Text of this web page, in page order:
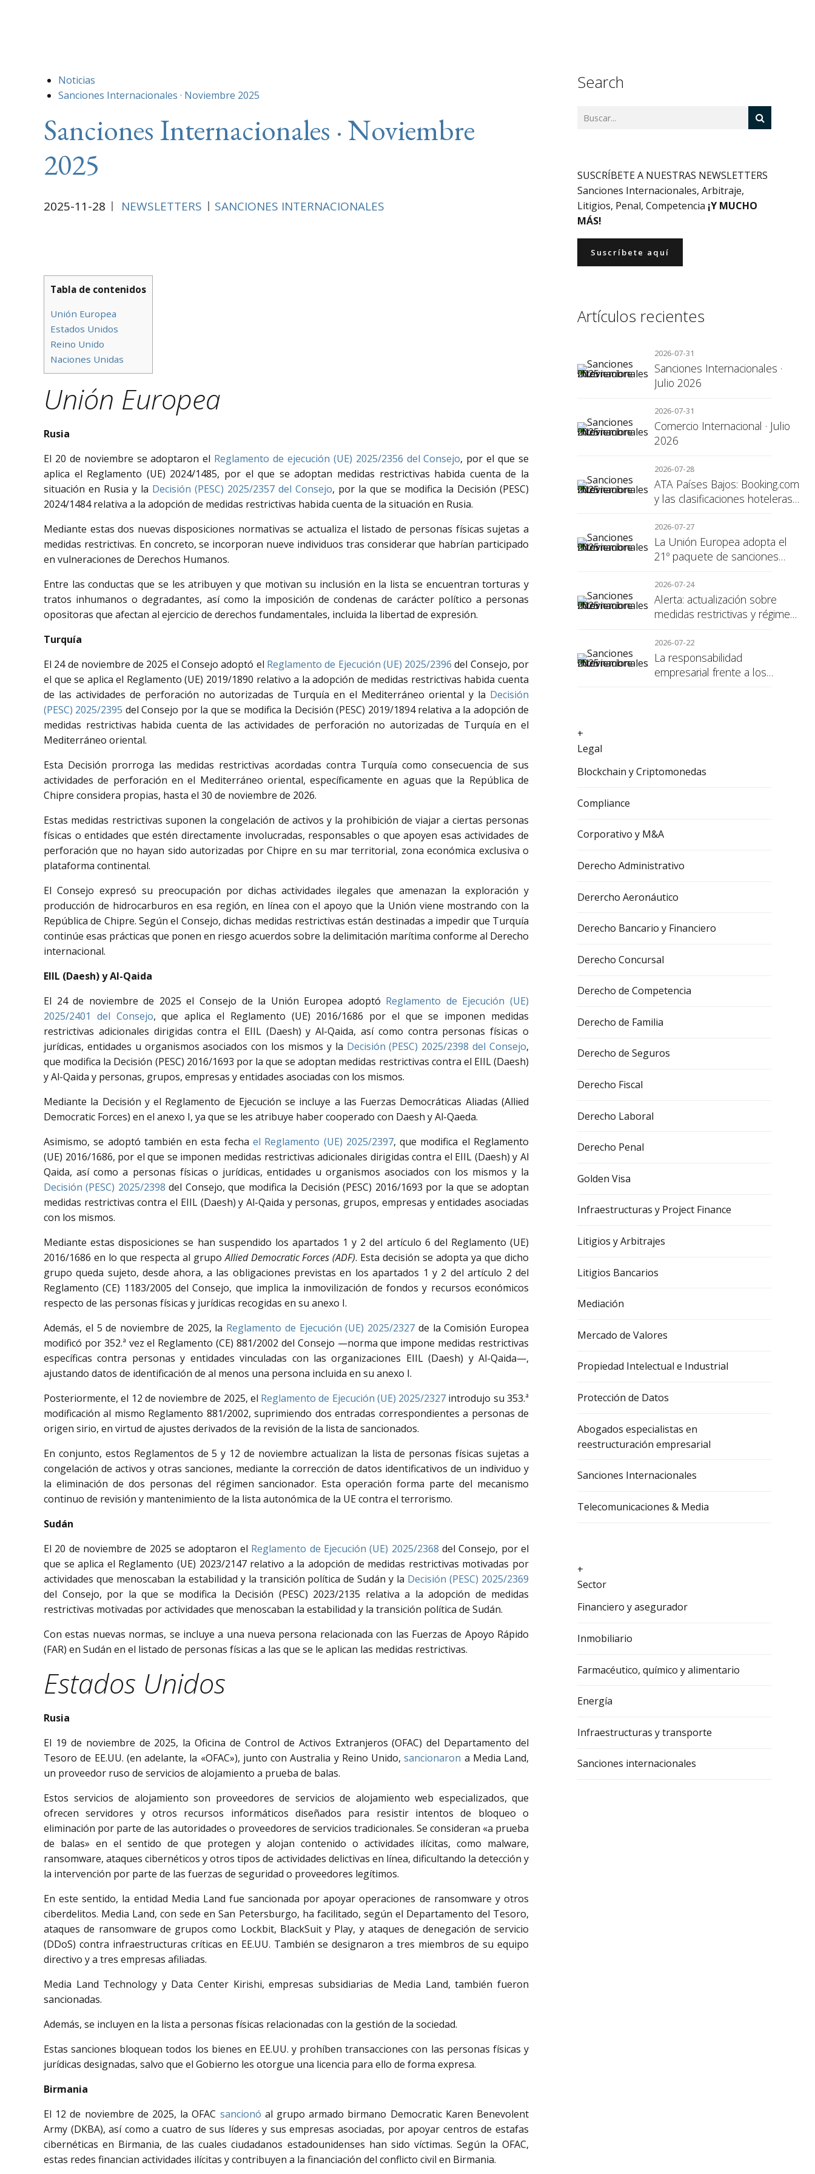
Noticias
Sanciones Internacionales · Noviembre 2025
Sanciones Internacionales · Noviembre
2025
2025-11-28 NEWSLETTERS SANCIONES INTERNACIONALES
Tabla de contenidos
Unión Europea
Estados Unidos
Reino Unido
Naciones Unidas
Unión Europea
Rusia
El 20 de noviembre se adoptaron el Reglamento de ejecución (UE) 2025/2356 del Consejo, por el que se
aplica el Reglamento (UE) 2024/1485, por el que se adoptan medidas restrictivas habida cuenta de la
situación en Rusia y la Decisión (PESC) 2025/2357 del Consejo, por la que se modifica la Decisión (PESC)
2024/1484 relativa a la adopción de medidas restrictivas habida cuenta de la situación en Rusia.
Mediante estas dos nuevas disposiciones normativas se actualiza el listado de personas físicas sujetas a
medidas restrictivas. En concreto, se incorporan nueve individuos tras considerar que habrían participado
en vulneraciones de Derechos Humanos.
Entre las conductas que se les atribuyen y que motivan su inclusión en la lista se encuentran torturas y
tratos inhumanos o degradantes, así como la imposición de condenas de carácter político a personas
opositoras que afectan al ejercicio de derechos fundamentales, incluida la libertad de expresión.
Turquía
El 24 de noviembre de 2025 el Consejo adoptó el Reglamento de Ejecución (UE) 2025/2396 del Consejo, por
el que se aplica el Reglamento (UE) 2019/1890 relativo a la adopción de medidas restrictivas habida cuenta
de las actividades de perforación no autorizadas de Turquía en el Mediterráneo oriental y la Decisión
(PESC) 2025/2395 del Consejo por la que se modifica la Decisión (PESC) 2019/1894 relativa a la adopción de
medidas restrictivas habida cuenta de las actividades de perforación no autorizadas de Turquía en el
Mediterráneo oriental.
Esta Decisión prorroga las medidas restrictivas acordadas contra Turquía como consecuencia de sus
actividades de perforación en el Mediterráneo oriental, específicamente en aguas que la República de
Chipre considera propias, hasta el 30 de noviembre de 2026.
Estas medidas restrictivas suponen la congelación de activos y la prohibición de viajar a ciertas personas
físicas o entidades que estén directamente involucradas, responsables o que apoyen esas actividades de
perforación que no hayan sido autorizadas por Chipre en su mar territorial, zona económica exclusiva o
plataforma continental.
El Consejo expresó su preocupación por dichas actividades ilegales que amenazan la exploración y
producción de hidrocarburos en esa región, en línea con el apoyo que la Unión viene mostrando con la
República de Chipre. Según el Consejo, dichas medidas restrictivas están destinadas a impedir que Turquía
continúe esas prácticas que ponen en riesgo acuerdos sobre la delimitación marítima conforme al Derecho
internacional.
EIIL (Daesh) y Al-Qaida
El 24 de noviembre de 2025 el Consejo de la Unión Europea adoptó Reglamento de Ejecución (UE)
2025/2401 del Consejo, que aplica el Reglamento (UE) 2016/1686 por el que se imponen medidas
restrictivas adicionales dirigidas contra el EIIL (Daesh) y Al-Qaida, así como contra personas físicas o
jurídicas, entidades u organismos asociados con los mismos y la Decisión (PESC) 2025/2398 del Consejo,
que modifica la Decisión (PESC) 2016/1693 por la que se adoptan medidas restrictivas contra el EIIL (Daesh)
y Al-Qaida y personas, grupos, empresas y entidades asociadas con los mismos.
Mediante la Decisión y el Reglamento de Ejecución se incluye a las Fuerzas Democráticas Aliadas (Allied
Democratic Forces) en el anexo I, ya que se les atribuye haber cooperado con Daesh y Al-Qaeda.
Asimismo, se adoptó también en esta fecha el Reglamento (UE) 2025/2397, que modifica el Reglamento
(UE) 2016/1686, por el que se imponen medidas restrictivas adicionales dirigidas contra el EIIL (Daesh) y Al
Qaida, así como a personas físicas o jurídicas, entidades u organismos asociados con los mismos y la
Decisión (PESC) 2025/2398 del Consejo, que modifica la Decisión (PESC) 2016/1693 por la que se adoptan
medidas restrictivas contra el EIIL (Daesh) y Al-Qaida y personas, grupos, empresas y entidades asociadas
con los mismos.
Mediante estas disposiciones se han suspendido los apartados 1 y 2 del artículo 6 del Reglamento (UE)
2016/1686 en lo que respecta al grupoAllied Democratic Forces (ADF). Esta decisión se adopta ya que dicho
grupo queda sujeto, desde ahora, a las obligaciones previstas en los apartados 1 y 2 del artículo 2 del
Reglamento (CE) 1183/2005 del Consejo, que implica la inmovilización de fondos y recursos económicos
respecto de las personas físicas y jurídicas recogidas en su anexo I.
Además, el 5 de noviembre de 2025, la Reglamento de Ejecución (UE) 2025/2327 de la Comisión Europea
modificó por 352.ª vez el Reglamento (CE) 881/2002 del Consejo —norma que impone medidas restrictivas
específicas contra personas y entidades vinculadas con las organizaciones EIIL (Daesh) y Al-Qaida—,
ajustando datos de identificación de al menos una persona incluida en su anexo I.
Posteriormente, el 12 de noviembre de 2025, el Reglamento de Ejecución (UE) 2025/2327 introdujo su 353.ª
modificación al mismo Reglamento 881/2002, suprimiendo dos entradas correspondientes a personas de
origen sirio, en virtud de ajustes derivados de la revisión de la lista de sancionados.
En conjunto, estos Reglamentos de 5 y 12 de noviembre actualizan la lista de personas físicas sujetas a
congelación de activos y otras sanciones, mediante la corrección de datos identificativos de un individuo y
la eliminación de dos personas del régimen sancionador. Esta operación forma parte del mecanismo
continuo de revisión y mantenimiento de la lista autonómica de la UE contra el terrorismo.
Sudán
El 20 de noviembre de 2025 se adoptaron el Reglamento de Ejecución (UE) 2025/2368 del Consejo, por el
que se aplica el Reglamento (UE) 2023/2147 relativo a la adopción de medidas restrictivas motivadas por
actividades que menoscaban la estabilidad y la transición política de Sudán y la Decisión (PESC) 2025/2369
del Consejo, por la que se modifica la Decisión (PESC) 2023/2135 relativa a la adopción de medidas
restrictivas motivadas por actividades que menoscaban la estabilidad y la transición política de Sudán.
Con estas nuevas normas, se incluye a una nueva persona relacionada con las Fuerzas de Apoyo Rápido
(FAR) en Sudán en el listado de personas físicas a las que se le aplican las medidas restrictivas.
Estados Unidos
Rusia
El 19 de noviembre de 2025, la Oficina de Control de Activos Extranjeros (OFAC) del Departamento del
Tesoro de EE.UU. (en adelante, la «OFAC»), junto con Australia y Reino Unido,sancionaron a Media Land,
un proveedor ruso de servicios de alojamiento a prueba de balas.
Estos servicios de alojamiento son proveedores de servicios de alojamiento web especializados, que
ofrecen servidores y otros recursos informáticos diseñados para resistir intentos de bloqueo o
eliminación por parte de las autoridades o proveedores de servicios tradicionales. Se consideran «a prueba
de balas» en el sentido de que protegen y alojan contenido o actividades ilícitas, como malware,
ransomware, ataques cibernéticos y otros tipos de actividades delictivas en línea, dificultando la detección y
la intervención por parte de las fuerzas de seguridad o proveedores legítimos.
En este sentido, la entidad Media Land fue sancionada por apoyar operaciones de ransomware y otros
ciberdelitos. Media Land, con sede en San Petersburgo, ha facilitado, según el Departamento del Tesoro,
ataques de ransomware de grupos como Lockbit, BlackSuit y Play, y ataques de denegación de servicio
(DDoS) contra infraestructuras críticas en EE.UU. También se designaron a tres miembros de su equipo
directivo y a tres empresas afiliadas.
Media Land Technology y Data Center Kirishi, empresas subsidiarias de Media Land, también fueron
sancionadas.
Además, se incluyen en la lista a personas físicas relacionadas con la gestión de la sociedad.
Estas sanciones bloquean todos los bienes en EE.UU. y prohíben transacciones con las personas físicas y
jurídicas designadas, salvo que el Gobierno les otorgue una licencia para ello de forma expresa.
Birmania
El 12 de noviembre de 2025, la OFAC sancionó al grupo armado birmano Democratic Karen Benevolent
Army (DKBA), así como a cuatro de sus líderes y sus empresas asociadas, por apoyar centros de estafas
cibernéticas en Birmania, de las cuales ciudadanos estadounidenses han sido víctimas. Según la OFAC,
estas redes financian actividades ilícitas y contribuyen a la financiación del conflicto civil en Birmania.
Search
SUSCRÍBETE A NUESTRAS NEWSLETTERS
Sanciones Internacionales, Arbitraje,
Litigios, Penal, Competencia ¡Y MUCHO
MÁS!
Suscríbete aquí
Artículos recientes
2026-07-31
Sanciones Internacionales ·
Julio 2026
2026-07-31
Comercio Internacional · Julio
2026
2026-07-28
ATA Países Bajos: Booking.com
y las clasificaciones hoteleras,
para el consumidor
2026-07-27
La Unión Europea adopta el
21º paquete de sanciones
2026-07-24
Alerta: actualización sobre
medidas restrictivas y régimen
2026-07-22
La responsabilidad
empresarial frente a los
+
Legal
Blockchain y Criptomonedas
Compliance
Corporativo y M&A
Derecho Administrativo
Derercho Aeronáutico
Derecho Bancario y Financiero
Derecho Concursal
Derecho de Competencia
Derecho de Familia
Derecho de Seguros
Derecho Fiscal
Derecho Laboral
Derecho Penal
Golden Visa
Infraestructuras y Project Finance
Litigios y Arbitrajes
Litigios Bancarios
Mediación
Mercado de Valores
Propiedad Intelectual e Industrial
Protección de Datos
Abogados especialistas en
reestructuración empresarial
Sanciones Internacionales
Telecomunicaciones & Media
+
Sector
Financiero y asegurador
Inmobiliario
Farmacéutico, químico y alimentario
Energía
Infraestructuras y transporte
Sanciones internacionales